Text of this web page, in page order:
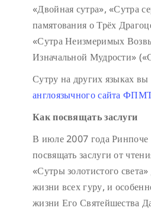
«Двойная сутра», «Сутра
памятования о Трёх
«Сутра Неизмеримых
Изначальной Мудрости»
Сутру на других языках
англоязычного сайта
Как посвящать заслуги
В июле 2007 года Ринпоче
посвящать заслуги от
«Сутры золотистого
жизни всех гуру, и
жизни Его Святейшества